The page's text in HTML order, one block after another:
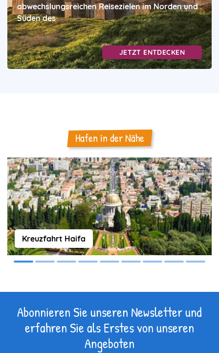
abwechslungsreichen Reisezielen im Norden und
Süden des
JETZT ENTDECKEN
Hafen in der Nähe
Kreuzfahrt Haifa
Abonnieren Sie unseren Newsletter und
erfahren Sie als Erstes von unseren
Angeboten